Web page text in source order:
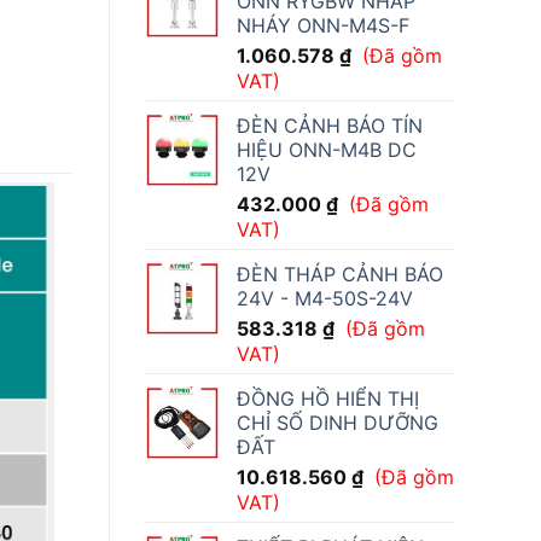
NHÁY ONN-M4S-F
1.060.578 ₫ (Đã gồm
VAT)
ĐÈN CẢNH BÁO TÍN
HIỆU ONN-M4B DC
12V
432.000 ₫ (Đã gồm
VAT)
ĐÈN THÁP CẢNH BÁO
24V - M4-50S-24V
583.318 ₫ (Đã gồm
VAT)
ĐỒNG HỒ HIỂN THỊ
CHỈ SỐ DINH DƯỠNG
ĐẤT
10.618.560 ₫ (Đã gồm
VAT)